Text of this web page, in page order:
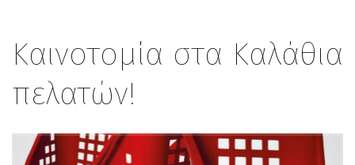
Καινοτομία στα Καλάθια
πελατών!